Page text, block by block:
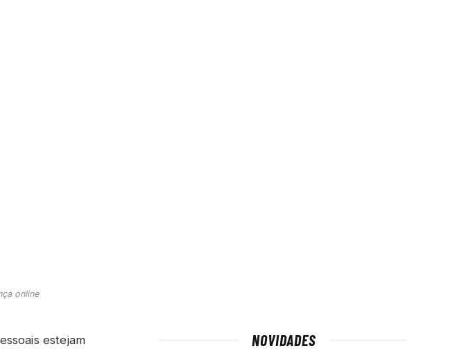
online
estejam
NOVIDADES